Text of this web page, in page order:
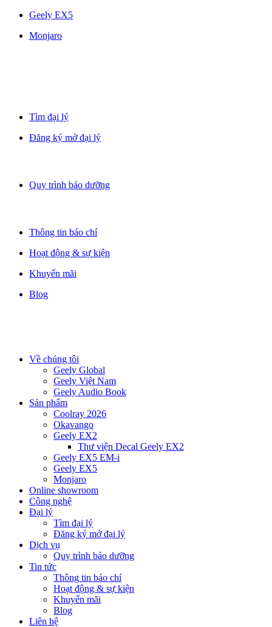
Geely EX5
Monjaro
Tìm đại lý
Đăng ký mở đại lý
Quy trình bảo dưỡng
Thông tin báo chí
Hoạt động & sự kiện
Khuyến mãi
Blog
Về chúng tôi
Geely Global
Geely Việt Nam
Geely Audio Book
Sản phẩm
Coolray 2026
Okavango
Geely EX2
Thư viện Decal Geely EX2
Geely EX5 EM-i
Geely EX5
Monjaro
Online showroom
Công nghệ
Đại lý
Tìm đại lý
Đăng ký mở đại lý
Dịch vụ
Quy trình bảo dưỡng
Tin tức
Thông tin báo chí
Hoạt động & sự kiện
Khuyến mãi
Blog
Liên hệ